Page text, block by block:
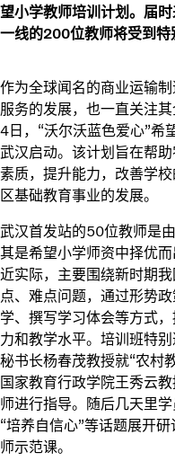
望小学教师培训计划。届
一线的200位教师将受到特
作为全球闻名的商业运输
服务的发展，也一直关注
4日，“沃尔沃蓝色爱心”希
武汉启动。该计划旨在帮
素质，提升能力，改善学
区基础教育事业的发展。
武汉首发站的50位教师是
其是希望小学师资中择优
近实际，主要围绕新时期
点、难点问题，通过形势
学、撰写学习体会等方式
力和教学水平。培训班特
秘书长杨春茂教授就“农村
国家教育行政学院王秀云
师进行指导。随后几天里学
“培养自信心”等话题展开
师示范课。